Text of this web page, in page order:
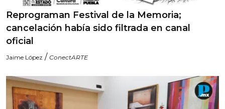
Reprograman Festival de la Memoria;
cancelación había sido filtrada en canal
oficial
Jaime López / ConectARTE